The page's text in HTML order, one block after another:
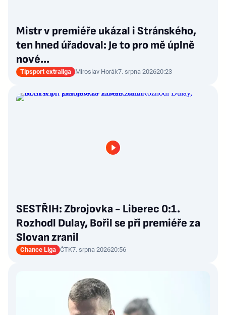
Mistr v premiéře ukázal i Stránského,
ten hned úřadoval: Je to pro mě úplně
nové…
Tipsport extraliga Miroslav Horák7. srpna 202620:23
SESTŘIH: Zbrojovka - Liberec 0:1.
Rozhodl Dulay, Bořil se při premiéře za
Slovan zranil
Chance Liga ČTK7. srpna 202620:56